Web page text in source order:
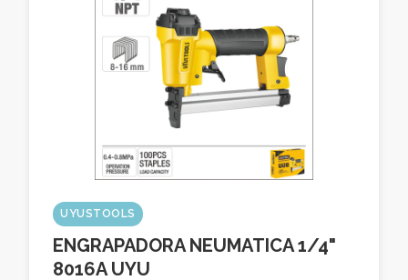
UYUSTOOLS
ENGRAPADORA NEUMATICA 1/4"
8016A UYU